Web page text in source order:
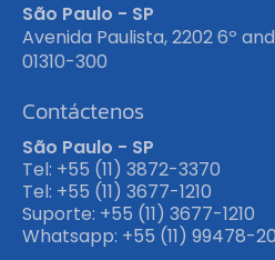
São Paulo - SP
Avenida Paulista, 2202 6º
01310-300
Contáctenos
São Paulo - SP
Tel: +55 (11) 3872-3370
Tel: +55 (11) 3677-1210
Suporte: +55 (11) 3677-1210
Whatsapp: +55 (11) 99478-